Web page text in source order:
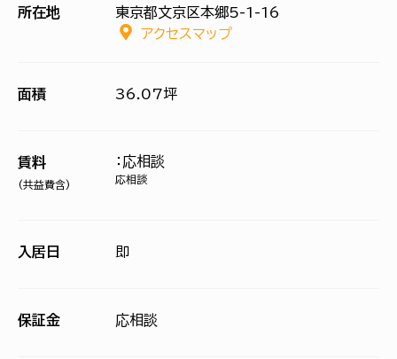
所在地
東京都文京区本郷5-1-16
アクセスマップ
面積 36.07坪
賃料
(共益費含)
：応相談
応相談
入居日 即
保証金 応相談